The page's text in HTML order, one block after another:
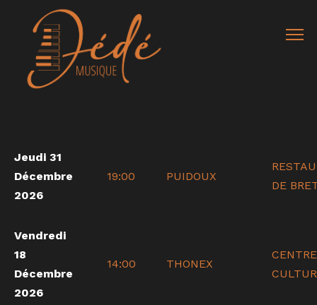
Jeudi 31
Décembre
2026
19:00 PUIDOUX
DE
Vendredi
18
Décembre
2026
14:00 THONEX
CENTRE